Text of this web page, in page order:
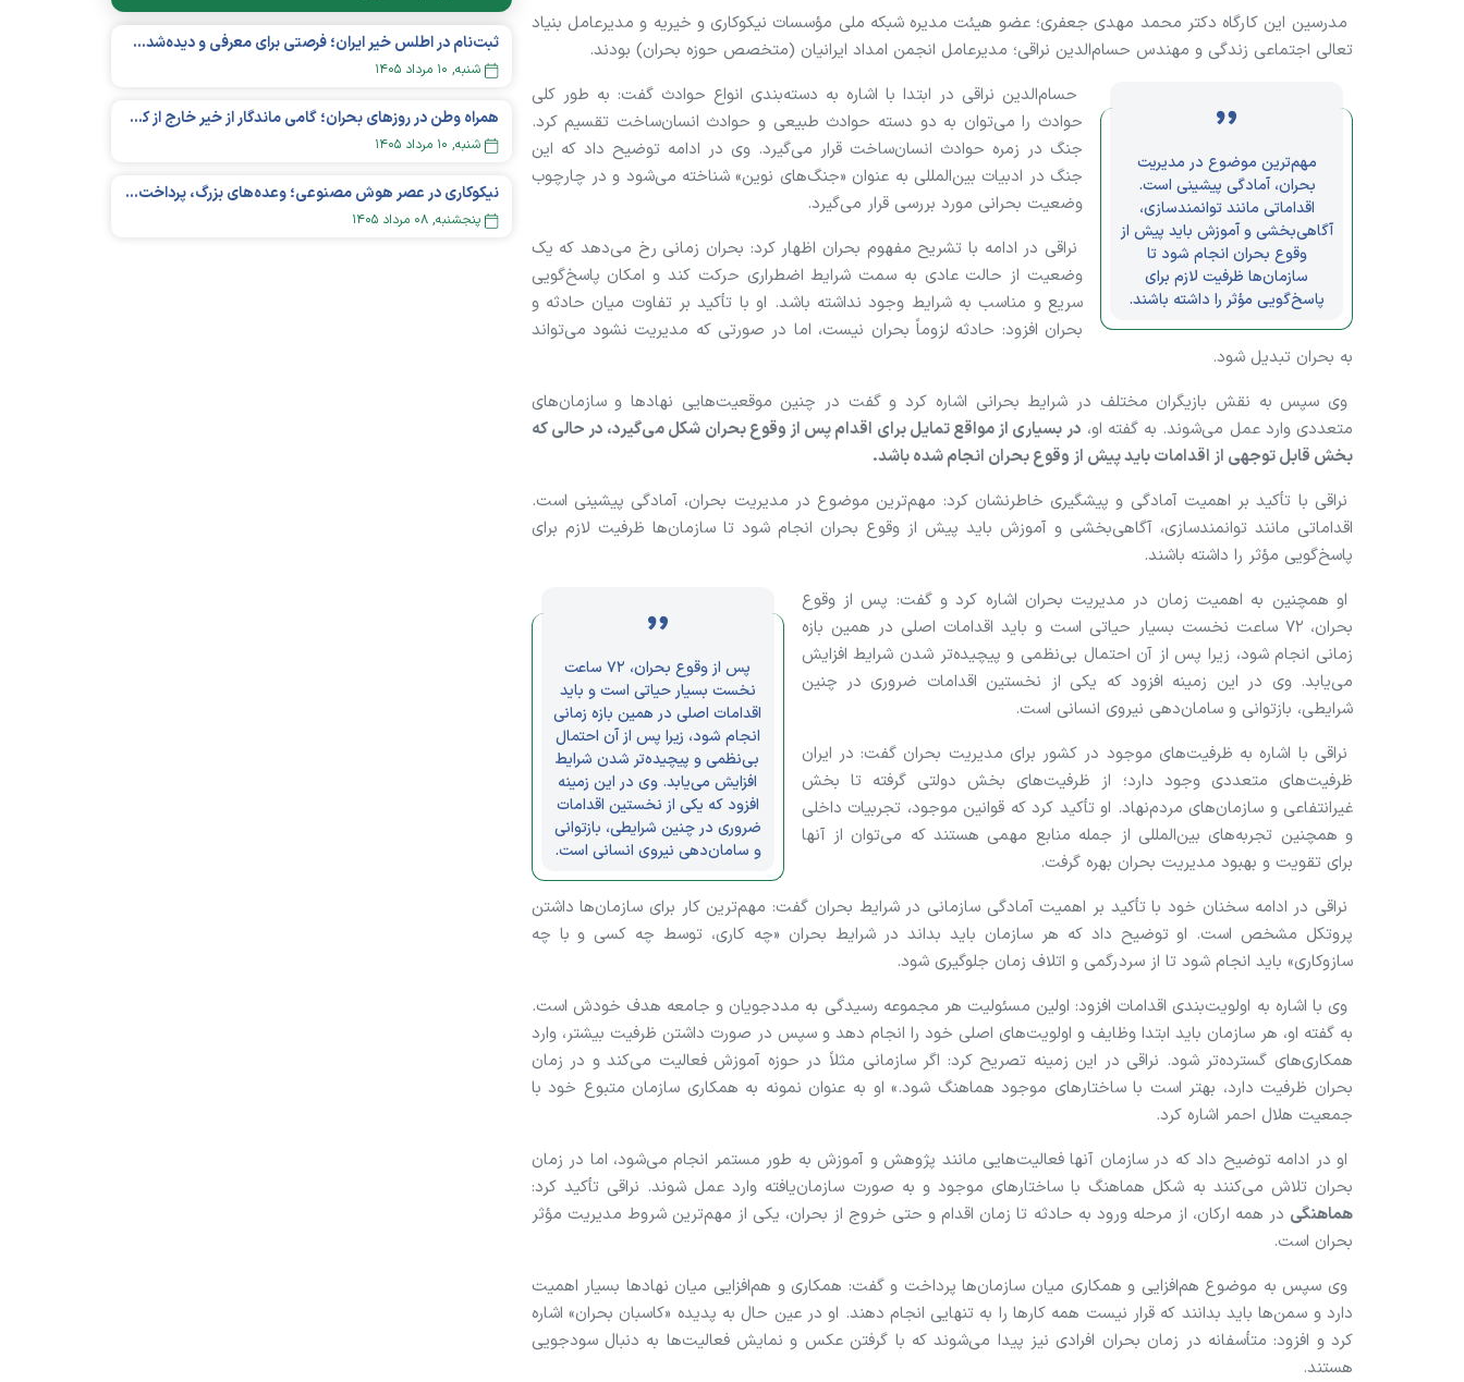
مدرسین این کارگاه دکتر محمد مهدی جعفری؛ عضو هیئت مدیره شبکه ملی مؤسسات نیکوکاری و خیریه و مدیرعامل بنیاد
تعالی اجتماعی زندگی و مهندس حسام‌الدین نراقی؛ مدیرعامل انجمن امداد ایرانیان (متخصص حوزه بحران) بودند.
مهم‌ترین موضوع در مدیریت
بحران، آمادگی پیشینی است.
اقداماتی مانند توانمندسازی،
آگاهی‌بخشی و آموزش باید پیش از
وقوع بحران انجام شود تا
سازمان‌ها ظرفیت لازم برای
پاسخ‌گویی مؤثر را داشته باشند.
حسام‌الدین نراقی در ابتدا با اشاره به دسته‌بندی انواع حوادث گفت: به طور کلی
حوادث را می‌توان به دو دسته حوادث طبیعی و حوادث انسان‌ساخت تقسیم کرد.
جنگ در زمره حوادث انسان‌ساخت قرار می‌گیرد. وی در ادامه توضیح داد که این
جنگ در ادبیات بین‌المللی به عنوان «جنگ‌های نوین» شناخته می‌شود و در چارچوب
وضعیت‌ بحرانی مورد بررسی قرار می‌گیرد.
نراقی در ادامه با تشریح مفهوم بحران اظهار کرد: بحران زمانی رخ می‌دهد که یک
وضعیت از حالت عادی به سمت شرایط اضطراری حرکت کند و امکان پاسخ‌گویی
سریع و مناسب به شرایط وجود نداشته باشد. او با تأکید بر تفاوت میان حادثه و
بحران افزود: حادثه لزوماً بحران نیست، اما در صورتی که مدیریت نشود می‌تواند
به بحران تبدیل شود.
وی سپس به نقش بازیگران مختلف در شرایط بحرانی اشاره کرد و گفت در چنین موقعیت‌هایی نهاد‌ها و سازمان‌های
متعددی وارد عمل می‌شوند. به گفته او، در بسیاری از مواقع تمایل برای اقدام پس از وقوع بحران شکل می‌گیرد، در حالی که
بخش قابل توجهی از اقدامات باید پیش از وقوع بحران انجام شده باشد.
نراقی با تأکید بر اهمیت آمادگی و پیشگیری خاطرنشان کرد: مهم‌ترین موضوع در مدیریت بحران، آمادگی پیشینی است.
اقداماتی مانند توانمندسازی، آگاهی‌بخشی و آموزش باید پیش از وقوع بحران انجام شود تا سازمان‌ها ظرفیت لازم برای
پاسخ‌گویی مؤثر را داشته باشند.
پس از وقوع بحران، ۷۲ ساعت
نخست بسیار حیاتی است و باید
اقدامات اصلی در همین بازه زمانی
انجام شود، زیرا پس از آن احتمال
بی‌نظمی و پیچیده‌تر شدن شرایط
افزایش می‌یابد. وی در این زمینه
افزود که یکی از نخستین اقدامات
ضروری در چنین شرایطی، بازتوانی
و سامان‌دهی نیروی انسانی است.
او همچنین به اهمیت زمان در مدیریت بحران اشاره کرد و گفت: پس از وقوع
بحران، ۷۲ ساعت نخست بسیار حیاتی است و باید اقدامات اصلی در همین بازه
زمانی انجام شود، زیرا پس از آن احتمال بی‌نظمی و پیچیده‌تر شدن شرایط افزایش
می‌یابد. وی در این زمینه افزود که یکی از نخستین اقدامات ضروری در چنین
شرایطی، بازتوانی و سامان‌دهی نیروی انسانی است.
نراقی با اشاره به ظرفیت‌های موجود در کشور برای مدیریت بحران گفت: در ایران
ظرفیت‌های متعددی وجود دارد؛ از ظرفیت‌های بخش دولتی گرفته تا بخش
غیرانتفاعی و سازمان‌های مردم‌نهاد. او تأکید کرد که قوانین موجود، تجربیات داخلی
و همچنین تجربه‌های بین‌المللی از جمله منابع مهمی هستند که می‌توان از آنها
برای تقویت و بهبود مدیریت بحران بهره گرفت.
نراقی در ادامه سخنان خود با تأکید بر اهمیت آمادگی سازمانی در شرایط بحران گفت: مهم‌ترین کار برای سازمان‌ها داشتن
پروتکل مشخص است. او توضیح داد که هر سازمان باید بداند در شرایط بحران «چه کاری، توسط چه کسی و با چه
سازوکاری» باید انجام شود تا از سردرگمی و اتلاف زمان جلوگیری شود.
وی با اشاره به اولویت‌بندی اقدامات افزود: اولین مسئولیت هر مجموعه رسیدگی به مددجویان و جامعه هدف خودش است.
به گفته او، هر سازمان باید ابتدا وظایف و اولویت‌های اصلی خود را انجام دهد و سپس در صورت داشتن ظرفیت بیشتر، وارد
همکاری‌های گسترده‌تر شود. نراقی در این زمینه تصریح کرد: اگر سازمانی مثلاً در حوزه آموزش فعالیت می‌کند و در زمان
بحران ظرفیت دارد، بهتر است با ساختار‌های موجود هماهنگ شود.» او به عنوان نمونه به همکاری سازمان متبوع خود با
جمعیت هلال احمر اشاره کرد.
او در ادامه توضیح داد که در سازمان آنها فعالیت‌هایی مانند پژوهش و آموزش به طور مستمر انجام می‌شود، اما در زمان
بحران تلاش می‌کنند به شکل هماهنگ با ساختار‌های موجود و به صورت سازمان‌یافته وارد عمل شوند. نراقی تأکید کرد:
هماهنگی در همه ارکان، از مرحله ورود به حادثه تا زمان اقدام و حتی خروج از بحران، یکی از مهم‌ترین شروط مدیریت مؤثر
بحران است.
وی سپس به موضوع هم‌افزایی و همکاری میان سازمان‌ها پرداخت و گفت: همکاری و هم‌افزایی میان نهاد‌ها بسیار اهمیت
دارد و سمن‌ها باید بدانند که قرار نیست همه کار‌ها را به تنهایی انجام دهند. او در عین حال به پدیده «کاسبان بحران» اشاره
کرد و افزود: متأسفانه در زمان بحران افرادی نیز پیدا می‌شوند که با گرفتن عکس و نمایش فعالیت‌ها به دنبال سودجویی
هستند.
ثبت‌نام در اطلس خیر ایران؛ فرصتی برای معرفی و دیده‌شدن مؤسسات نیکوکاری
شنبه, ۱۰ مرداد ۱۴۰۵
همراه وطن در روزهای بحران؛ گامی ماندگار از خیر خارج از کشور در عرصه سلامت
شنبه, ۱۰ مرداد ۱۴۰۵
نیکوکاری در عصر هوش مصنوعی؛ وعده‌های بزرگ، پرداخت‌های کوچک؟
پنجشنبه, ۰۸ مرداد ۱۴۰۵